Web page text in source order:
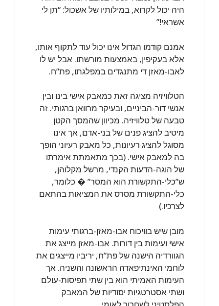
היה יכול לקרוא, במילותיו של אשכול: “תן לי
אשראי!”
אמנם קודמו הגדול אינו יכול עוד לתקוף אותו,
אלא בעקיפין, באמצעות מורשתו. אבל יש לו
לאבו-מאזן די מתנגדים במפלגתו, פת”ח.
הטלוויזיה מציגה זאת כמאבק אישי בינו ובין
אנשי דור-הביניים, ובעיקר מרוואן ברגותי. זה
טבעה של טלוויזיה. מכיוון שהמסך הקטן
מיטיב להציג פנים של בני-אדם, אך אינו
מסוגל להציג רעיונות, כל מאבק רעיוני הופך
בה למאבק אישי. (בכך מתאמתת אימרתו
של הוגה-הדעות הקנדי, מרשל מקלוהן,
ש”כלי-התקשורת הוא המסר” � כלומר,
כלי-התקשורת מסרס את המציאות בהתאם
לצרכיו.)
מובן שיש בוויכוח אבו-מאזן-ברגותי עימות
אישי ועימות בין דורות. אבו-מאזן מייצג את
הגוורדיה הישנה של פת”ח, יריביו מייצגים את
לוחמי האינתיפאדה הראשונה והשניה. אך
העימות האמיתי הוא בין שתי תפיסות-עולם
ושתי אסטרטגיות יסודיות של המאבק